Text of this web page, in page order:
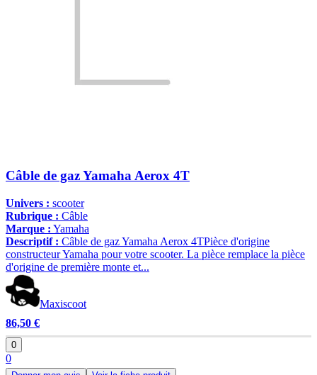
Câble de gaz Yamaha Aerox 4T
Univers : scooter
Rubrique : Câble
Marque : Yamaha
Descriptif : Câble de gaz Yamaha Aerox 4TPièce d'origine
constructeur Yamaha pour votre scooter. La pièce remplace la pièce
d'origine de première monte et...
Maxiscoot
86,50 €
0
0